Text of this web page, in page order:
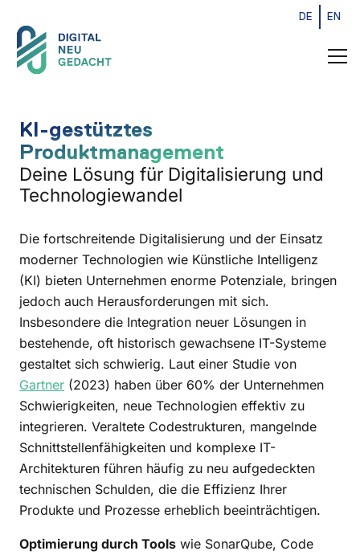
DE EN
KI-gestütztes
Produktmanagement
Deine Lösung für Digitalisierung und
Technologiewandel
Die fortschreitende Digitalisierung und der Einsatz
moderner Technologien wie Künstliche Intelligenz
(KI) bieten Unternehmen enorme Potenziale, bringen
jedoch auch Herausforderungen mit sich.
Insbesondere die Integration neuer Lösungen in
bestehende, oft historisch gewachsene IT-Systeme
gestaltet sich schwierig. Laut einer Studie von
Gartner (2023) haben über 60% der Unternehmen
Schwierigkeiten, neue Technologien effektiv zu
integrieren. Veraltete Codestrukturen, mangelnde
Schnittstellenfähigkeiten und komplexe IT-
Architekturen führen häufig zu neu aufgedeckten
technischen Schulden, die die Effizienz Ihrer
Produkte und Prozesse erheblich beeinträchtigen.
Optimierung durch Tools wie SonarQube, Code